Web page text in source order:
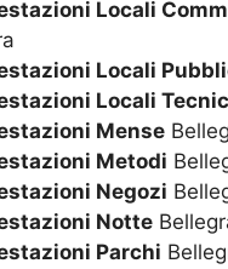
Locali
Locali
Locali
Mense
Metodi
Negozi
Notte
Parchi